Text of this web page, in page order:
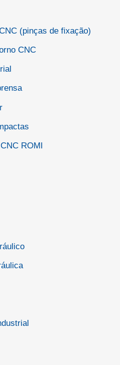
(pinças de fixação)
CNC
ROMI